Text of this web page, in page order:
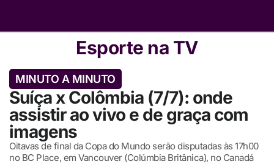
Esporte na TV
MINUTO A MINUTO
Suíça x Colômbia (7/7): onde
assistir ao vivo e de graça com
imagens
Oitavas de final da Copa do Mundo serão disputadas às 17h00
no BC Place, em Vancouver (Colúmbia Britânica), no Canadá